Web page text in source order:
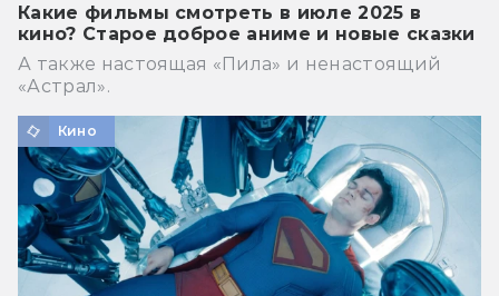
Какие фильмы смотреть в июле 2025 в
кино? Старое доброе аниме и новые сказки
А также настоящая «Пила» и ненастоящий
«Астрал».
Кино